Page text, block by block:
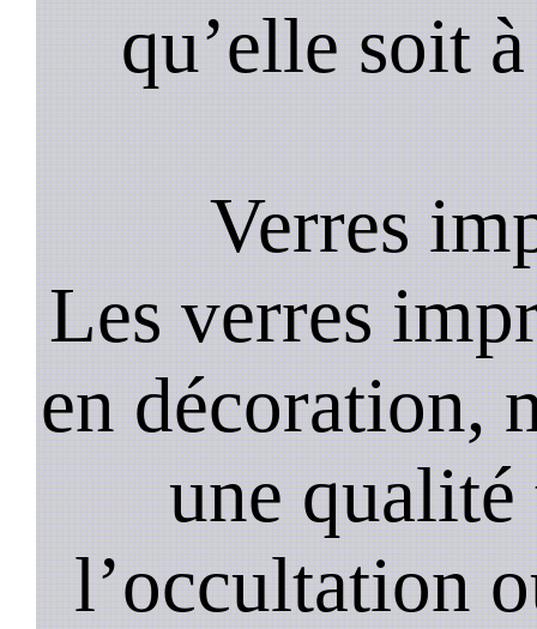
qu’elle soit
Verres
Les verres
en décoration,
une
l’occultation